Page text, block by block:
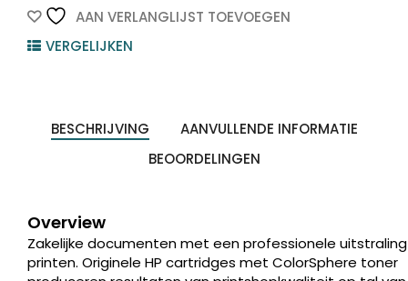
Black
8.500vel
quantity
AAN VERLANGLIJST TOEVOEGEN
VERGELIJKEN
BESCHRIJVING
AANVULLENDE INFORMATIE
BEOORDELINGEN
Overview
Zakelijke documenten met een professionele uitstraling
printen. Originele HP cartridges met ColorSphere toner